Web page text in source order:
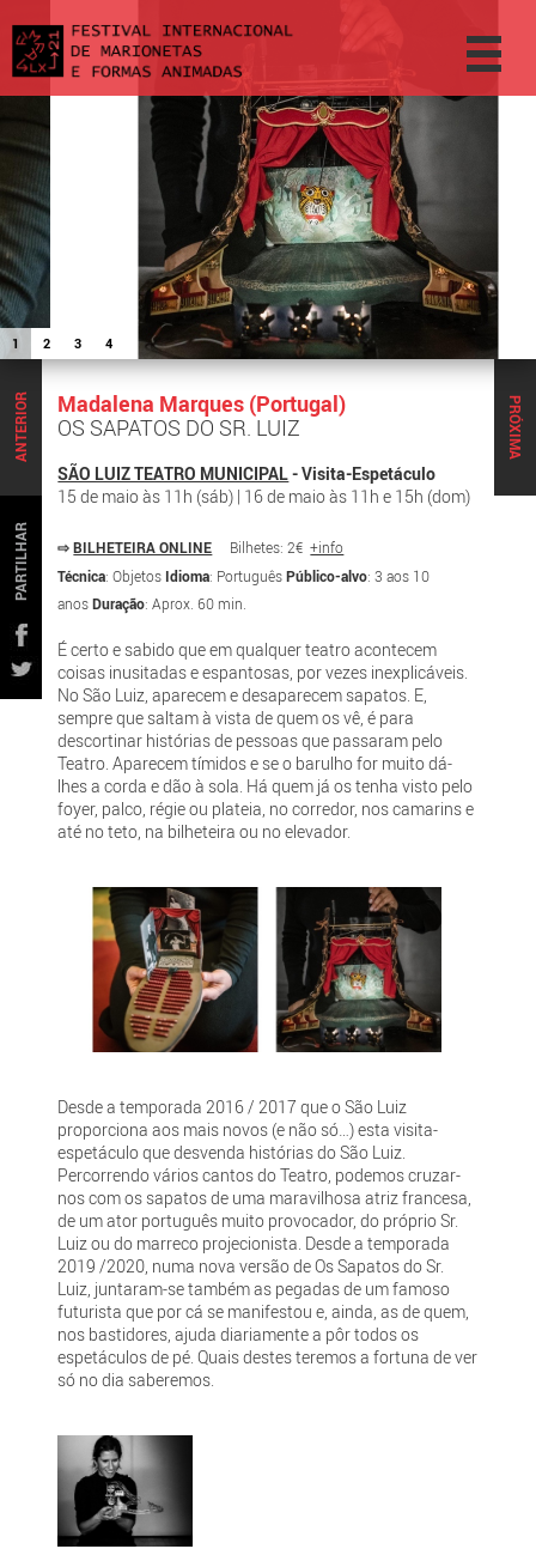
1 2 3 4
PRÓXIMA
ANTERIOR
PARTILHAR
Madalena Marques (Portugal)
OS SAPATOS DO SR. LUIZ
SÃO LUIZ TEATRO MUNICIPAL- Visita-Espetáculo
15 de maio às 11h (sáb) | 16 de maio às 11h e 15h (dom)
⇨ BILHETEIRA ONLINE Bilhetes: 2€+info
Técnica: Objetos Idioma: PortuguêsPúblico-alvo: 3 aos 10
anosDuração: Aprox. 60 min.
É certo e sabido que em qualquer teatro acontecem
coisas inusitadas e espantosas, por vezes inexplicáveis.
No São Luiz, aparecem e desaparecem sapatos. E,
sempre que saltam à vista de quem os vê, é para
descortinar histórias de pessoas que passaram pelo
Teatro. Aparecem tímidos e se o barulho for muito dá-
lhes a corda e dão à sola. Há quem já os tenha visto pelo
foyer, palco, régie ou plateia, no corredor, nos camarins e
até no teto, na bilheteira ou no elevador.
Desde a temporada 2016 / 2017 que o São Luiz
proporciona aos mais novos (e não só…) esta visita-
espetáculo que desvenda histórias do São Luiz.
Percorrendo vários cantos do Teatro, podemos cruzar-
nos com os sapatos de uma maravilhosa atriz francesa,
de um ator português muito provocador, do próprio Sr.
Luiz ou do marreco projecionista. Desde a temporada
2019 /2020, numa nova versão de Os Sapatos do Sr.
Luiz, juntaram-se também as pegadas de um famoso
futurista que por cá se manifestou e, ainda, as de quem,
nos bastidores, ajuda diariamente a pôr todos os
espetáculos de pé. Quais destes teremos a fortuna de ver
só no dia saberemos.